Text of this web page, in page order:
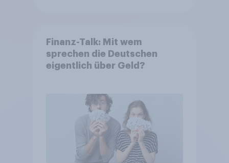
Finanz-Talk: Mit wem
sprechen die Deutschen
eigentlich über Geld?